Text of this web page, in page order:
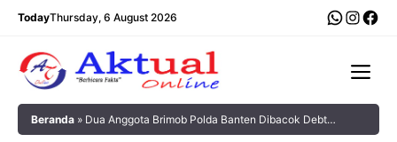
Langsung
TodayThursday, 6 August 2026
Beranda » Dua Anggota Brimob Polda Banten Dibacok Debt